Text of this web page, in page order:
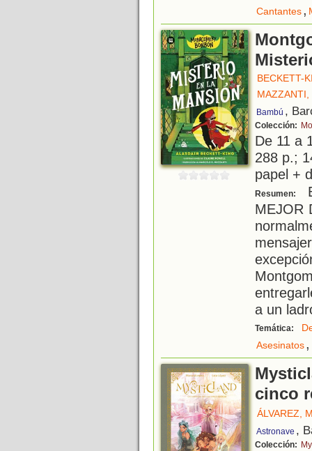
Cantantes,
BECKETT-
MAZZANTI,
Bambú ,
Colección:
De 11 a
288 p.;
papel +
Resumen:
MEJOR
a un
Temática:
Asesinatos,
cinco
ÁLVAREZ,
Astronave ,
Colección: